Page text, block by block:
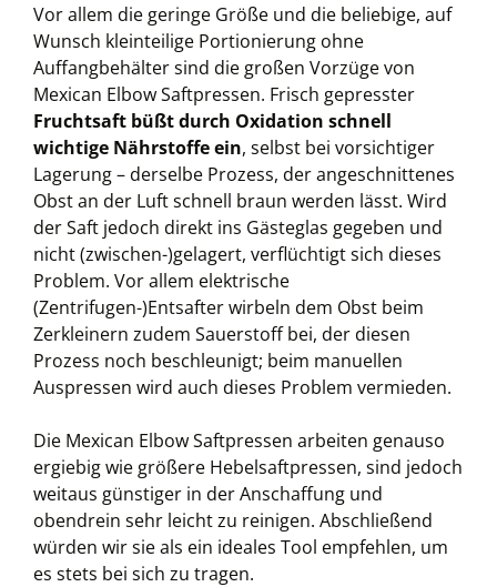
Vor allem die geringe Größe und die beliebige, auf
Wunsch kleinteilige Portionierung ohne
Auffangbehälter sind die großen Vorzüge von
Mexican Elbow Saftpressen. Frisch gepresster
Fruchtsaft büßt durch Oxidation schnell
wichtige Nährstoffe ein, selbst bei vorsichtiger
Lagerung – derselbe Prozess, der angeschnittenes
Obst an der Luft schnell braun werden lässt. Wird
der Saft jedoch direkt ins Gästeglas gegeben und
nicht (zwischen-)gelagert, verflüchtigt sich dieses
Problem. Vor allem elektrische
(Zentrifugen-)Entsafter wirbeln dem Obst beim
Zerkleinern zudem Sauerstoff bei, der diesen
Prozess noch beschleunigt; beim manuellen
Auspressen wird auch dieses Problem vermieden.
Die Mexican Elbow Saftpressen arbeiten genauso
ergiebig wie größere Hebelsaftpressen, sind jedoch
weitaus günstiger in der Anschaffung und
obendrein sehr leicht zu reinigen. Abschließend
würden wir sie als ein ideales Tool empfehlen, um
es stets bei sich zu tragen.